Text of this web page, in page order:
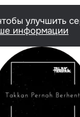
улучшить
информации